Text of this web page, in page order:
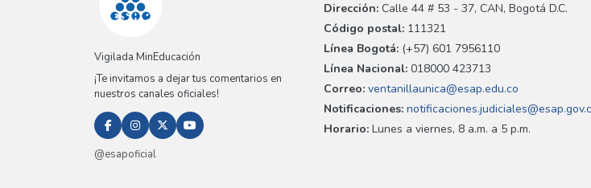
Vigilada MinEducación
¡Te invitamos a dejar tus comentarios en
nuestros canales oficiales!
@esapoficial
Dirección: Calle 44 # 53 - 37, CAN, Bogotá D.C.
Código postal: 111321
Línea Bogotá: (+57) 601 7956110
Línea Nacional: 018000 423713
Correo: ventanillaunica@esap.edu.co
Notificaciones:
Horario: Lunes a viernes, 8 a.m. a 5 p.m.